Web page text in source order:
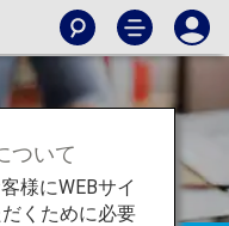
ついて
様にWEBサイ
くために必要